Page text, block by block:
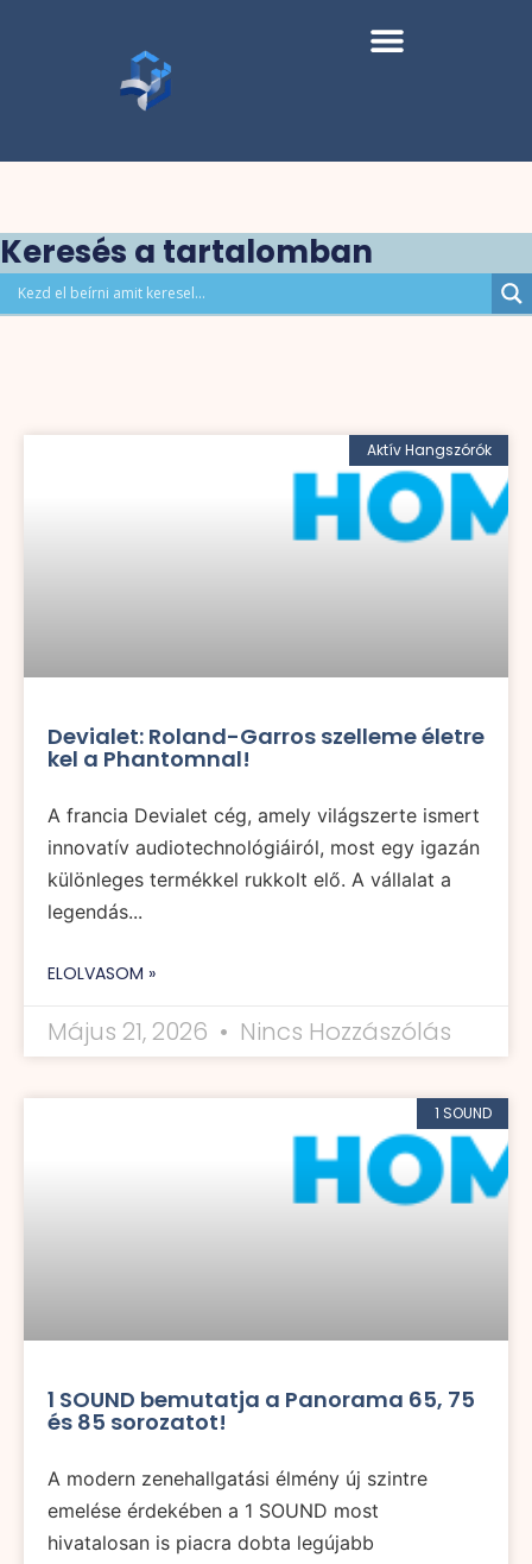
Keresés a tartalomban
Aktív Hangszórók
Devialet: Roland-Garros szelleme életre
kel a Phantomnal!
A francia Devialet cég, amely világszerte ismert
innovatív audiotechnológiáiról, most egy igazán
különleges termékkel rukkolt elő. A vállalat a
legendás...
ELOLVASOM »
Május 21, 2026 Nincs Hozzászólás
1 SOUND
1 SOUND bemutatja a Panorama 65, 75
és 85 sorozatot!
A modern zenehallgatási élmény új szintre
emelése érdekében a 1 SOUND most
hivatalosan is piacra dobta legújabb